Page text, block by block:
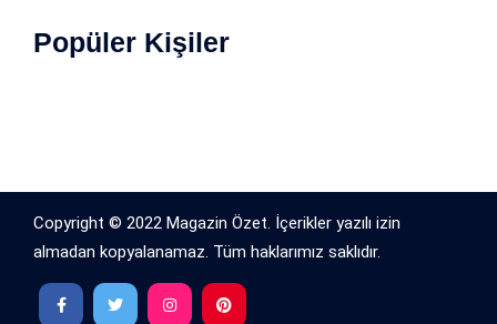
Popüler Kişiler
Copyright © 2022 Magazin Özet. İçerikler yazılı izin
almadan kopyalanamaz. Tüm haklarımız saklıdır.